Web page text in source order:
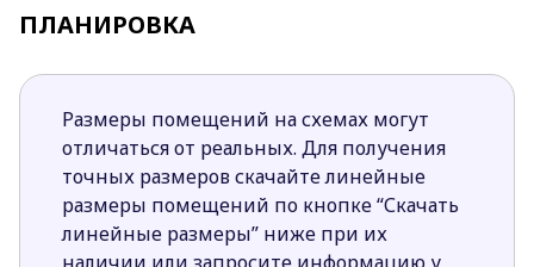
центре. Отсюда имеется выход на террасу первого
небольшой кабинет. Четыре спальни (в
хозяйскойустроена собственная ванная)
предусмотрены на втором этаже. Простая внешняя
форма,великолепно обыгранная оригинальными
деталями, и функциональное внутреннеесодержание
делают этот проект удачным решением для тех
ПЛАНИРОВКА
Размеры помещений на схемах могут
отличаться от реальных. Для получения
точных размеров скачайте линейные
размеры помещений по кнопке “Скачать
линейные размеры” ниже при их
наличии или запросите информацию у